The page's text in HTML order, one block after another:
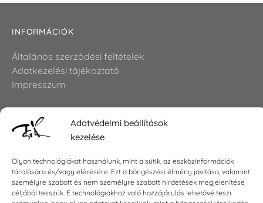
Adatvédelmi beállítások
kezelése
Olyan technológiákat használunk, mint a sütik, az eszközinformációk
tárolására és/vagy elérésére. Ezt a böngészési élmény javítása, valamint
személyre szabott és nem személyre szabott hirdetések megjelenítése
céljából tesszük. E technológiákhoz való hozzájárulás lehetővé teszi
INFORMÁCIÓK
Általános szerződési feltételek
Adatkezelési tájékoztató
Impresszum
KAPCSOLAT
Telefon: +36 30 6767872